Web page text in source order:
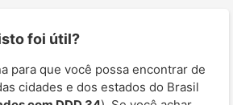
foi útil?
para que você possa encontrar de
cidades e dos estados do Brasil